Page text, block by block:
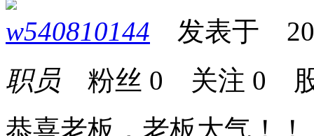
w540810144 发表于
职员 粉丝 0 关注 0
恭喜老板，老板大气！